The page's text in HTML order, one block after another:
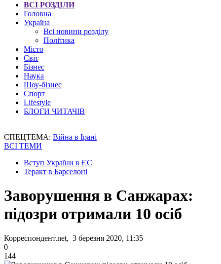
ВСІ РОЗДІЛИ
Головна
Україна
Всі новини розділу
Політика
Місто
Світ
Бізнес
Наука
Шоу-бізнес
Спорт
Lifestyle
БЛОГИ ЧИТАЧІВ
СПЕЦТЕМА: Війна в Ірані
ВСІ ТЕМИ
Вступ України в ЄС
Теракт в Барселоні
Заворушення в Санжарах:
підозри отримали 10 осіб
Корреспондент.net, 3 березня 2020, 11:35
0
144